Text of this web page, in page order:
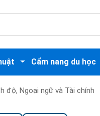
Cẩm nang du học
độ, Ngoại ngữ và Tài chính